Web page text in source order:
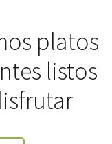
platos
listos